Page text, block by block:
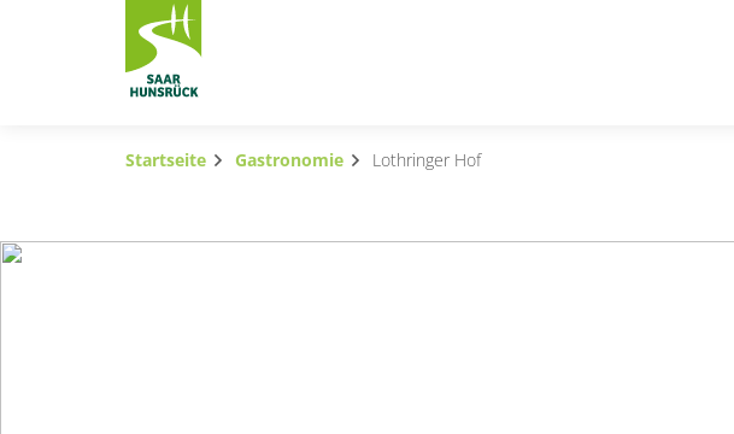
Zum Hauptinhalt springen
Subnavigation umschalten
Startseite Gastronomie Lothringer Hof